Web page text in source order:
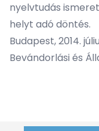
nyelvtudás
helyt adó döntés.
Budapest, 2014.
Bevándorlási és